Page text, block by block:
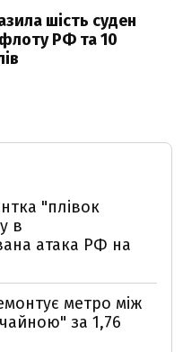
шість суден
РФ та 10
"плівок
в
атака РФ на
метро між
за 1,76